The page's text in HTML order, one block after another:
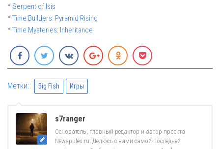
* Serpent of Isis
*Time Builders: Pyramid Rising
*Time Mysteries: Inheritance
Метки: Big Fish Игры
s7ranger
Основатель, главный редактор и автор проекта
Newapples.ru. Делюсь с вами самой последней